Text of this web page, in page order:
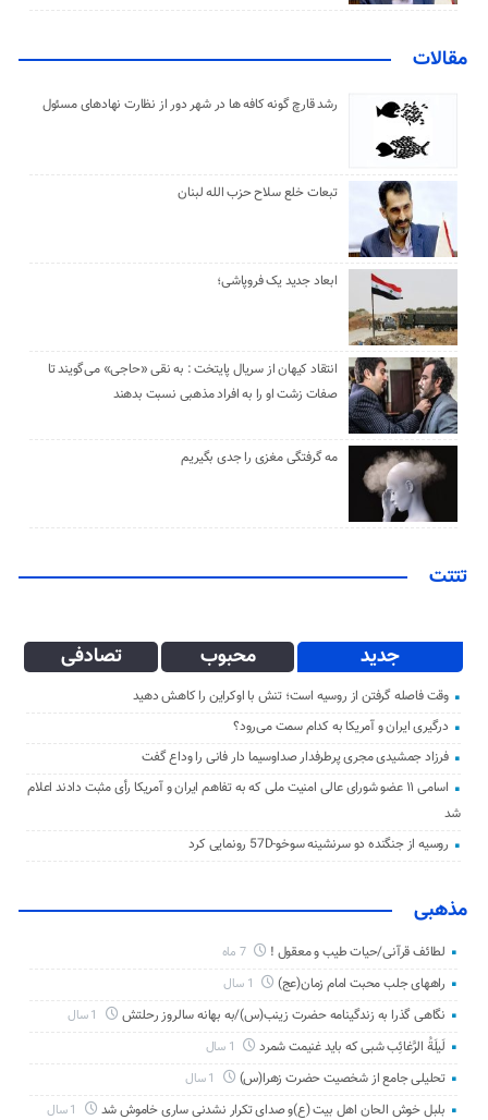
مقالات
رشد قارچ گونه کافه ها در شهر دور از نظارت نهادهای مسئول
تبعات خلع سلاح حزب الله لبنان
ابعاد جدید یک فروپاشی؛
انتقاد کیهان از سریال پایتخت : به نقی «حاجی» می‌گویند تا
صفات زشت او را به افراد مذهبی نسبت بدهند
مه گرفتگی مغزی را جدی بگیریم
تتتت
جدید محبوب تصادفی
وقت فاصله گرفتن از روسیه است؛ تنش با اوکراین را کاهش دهید
درگیری ایران و آمریکا به کدام سمت می‌رود؟
فرزاد جمشیدی مجری پرطرفدار صداوسیما دار فانی را وداع گفت
اسامی ۱۱ عضو شورای عالی امنیت ملی که به تفاهم ایران و آمریکا رأی مثبت دادند اعلام
شد
روسیه از جنگنده دو سرنشینه سوخو-57D رونمایی کرد
مذهبی
لطائف قرآنی/حیات طیب و معقول ! 7 ماه
راههای جلب محبت امام زمان(عج)
نگاهی گذرا به زندگینامه حضرت زینب(س)/به بهانه سالروز رحلتش
لَیلَةُ الرَّغائِب شبی که باید غنیمت شمرد
تحلیلی جامع از شخصیت حضرت زهرا(س)
بلبل خوش الحان اهل بیت (ع)و صدای تکرار نشدنی ساری خاموش شد